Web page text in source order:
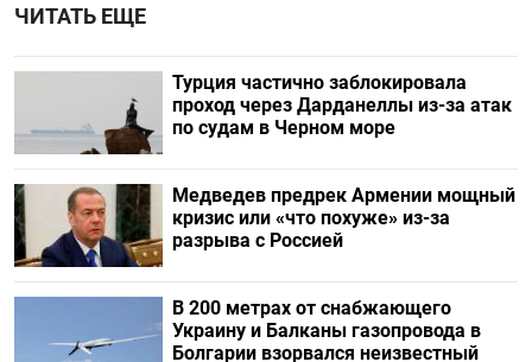
ЧИТАТЬ ЕЩЕ
Турция частично заблокировала
проход через Дарданеллы из-за атак
по судам в Черном море
Медведев предрек Армении мощный
кризис или «что похуже» из-за
разрыва с Россией
В 200 метрах от снабжающего
Украину и Балканы газопровода в
Болгарии взорвался неизвестный